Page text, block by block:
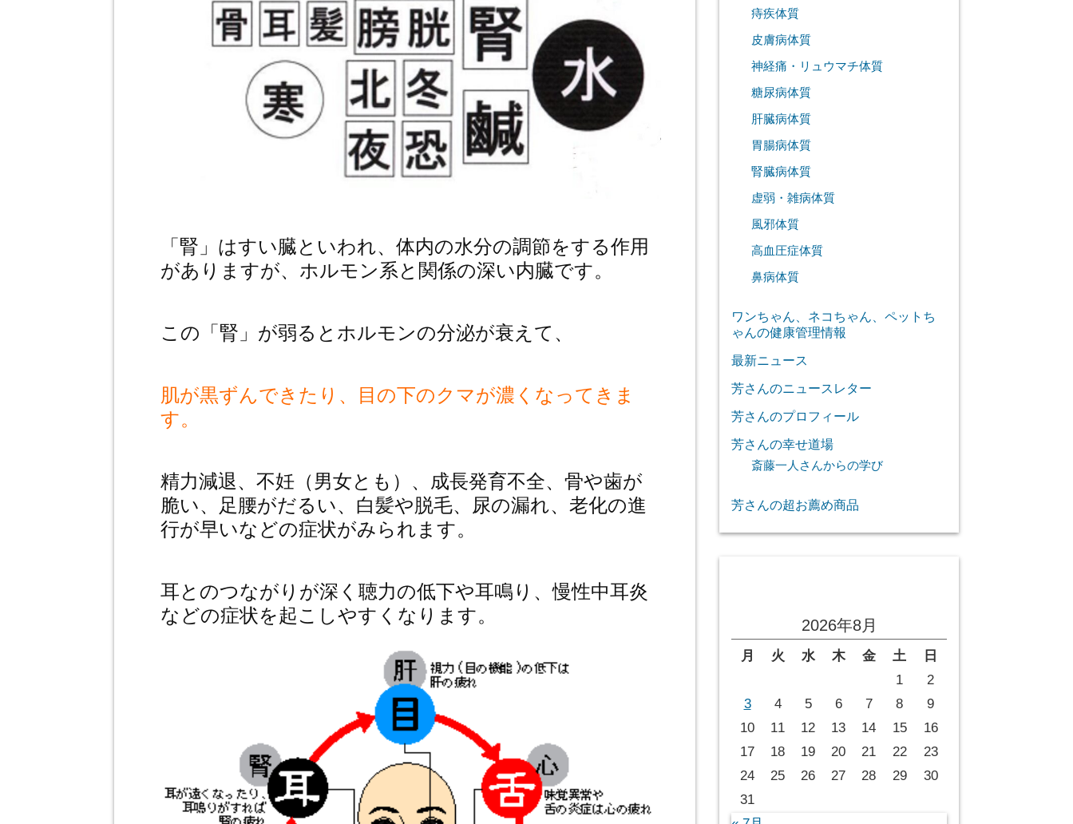
「腎」はすい臓といわれ、体内の水分の調節をする作用
がありますが、ホルモン系と関係の深い内臓です。
この「腎」が弱るとホルモンの分泌が衰えて、
肌が黒ずんできたり、目の下のクマが濃くなってきま
す。
精力減退、不妊（男女とも）、成長発育不全、骨や歯が
脆い、足腰がだるい、白髪や脱毛、尿の漏れ、老化の進
行が早いなどの症状がみられます。
耳とのつながりが深く聴力の低下や耳鳴り、慢性中耳炎
などの症状を起こしやすくなります。
痔疾体質
皮膚病体質
神経痛・リュウマチ体質
糖尿病体質
肝臓病体質
胃腸病体質
腎臓病体質
虚弱・雑病体質
風邪体質
高血圧症体質
鼻病体質
ワンちゃん、ネコちゃん、ペットち
ゃんの健康管理情報
最新ニュース
芳さんのニュースレター
芳さんのプロフィール
芳さんの幸せ道場
斎藤一人さんからの学び
芳さんの超お薦め商品
2026年8月
月 火 水 木 金 土
日
1
2
3
4 5 6 7 8
9
10
11 12 13 14 15
16
17
18 19 20 21 22
23
24
25 26 27 28 29
30
31